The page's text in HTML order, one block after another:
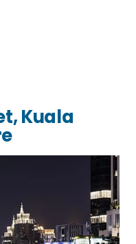
Kuala